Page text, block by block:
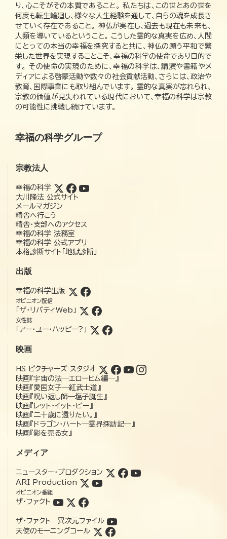
り、心こそがその本質であること。 私たちは、この世とあの世を
何度も転生輪廻し、様々な人生経験を通して、自らの魂を成長さ
せていく存在であること。 神仏が実在し、過去も現在も未来も、
人類を導いているということ。 こうした霊的な真実を広め、人間
にとっての本当の幸福を探究すると共に、神仏の願う平和で繁
栄した世界を実現することこそ、幸福の科学の使命であり目的で
す。 その使命の実現のために、幸福の科学は、講演や書籍やメ
ディアによる啓蒙活動や数々の社会貢献活動、さらには、政治や
教育、国際事業にも取り組んでいます。 霊的な真実が忘れられ、
宗教の価値が見失われている現代において、幸福の科学は宗教
の可能性に挑戦し続けています。
幸福の科学グループ
宗教法人
幸福の科学
大川隆法 公式サイト
メールマガジン
精舎へ行こう
精舎・支部へのアクセス
幸福の科学 法務室
幸福の科学 公式アプリ
本格診断サイト「地獄診断」
出版
幸福の科学出版
オピニオン配信
「ザ・リバティWeb」
女性誌
「アー・ユー・ハッピー?」
映画
HS ピクチャーズ スタジオ
映画『宇宙の法―エローヒム編―』
映画『愛国女子―紅武士道』
映画『呪い返し師—塩子誕生』
映画『レット・イット・ビー』
映画『二十歳に還りたい。』
映画『ドラゴン・ハート―霊界探訪記―』
映画『影を売る女』
メディア
ニュースター・プロダクション
ARI Production
オピニオン番組
ザ・ファクト
ザ・ファクト 異次元ファイル
天使のモーニングコール